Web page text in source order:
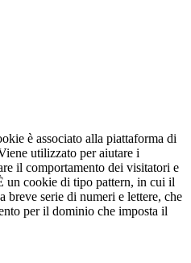
è associato alla piattaforma di
utilizzato per aiutare i
il comportamento dei visitatori e
un cookie di tipo pattern, in cui il
breve serie di numeri e lettere, che
per il dominio che imposta il